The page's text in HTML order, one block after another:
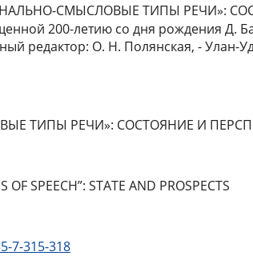
СМЫСЛОВЫЕ ТИПЫ РЕЧИ»:
200-летию со дня рождения Д.
редактор: О. Н. Полянская, - Улан-
ТИПЫ РЕЧИ»: СОСТОЯНИЕ И
OF SPEECH”: STATE AND PROSPECTS
7-315-318